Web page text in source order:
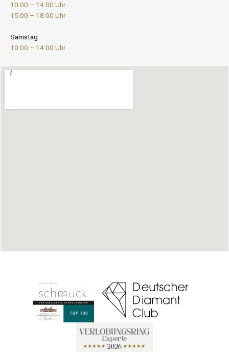
10:00 – 14:00 Uhr
15:00 – 18:00 Uhr
Samstag
10:00 – 14:00 Uhr